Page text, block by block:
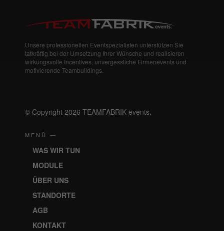
Unsere professionellen Eventspezialisten unterstützen Sie
tatkräftig bei der Umsetzung Ihrer Wünsche und realisieren
wirkungsvolle Incentives, unvergessliche Firmenevents und
motivierende Teambuildings.
© Copyright 2026 TEAMFABRIK events.
MENÜ —
WAS WIR TUN
MODULE
ÜBER UNS
STANDORTE
AGB
KONTAKT